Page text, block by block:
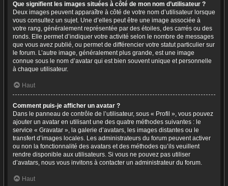
Que signifient les images situées à côté de mon nom d’utilisateur ?
Deux images peuvent apparaître à côté de votre nom d’utilisateur lorsque
vous consultez un sujet. Une d’elles peut être une image associée à
votre rang, généralement représentée par des étoiles, des carrés ou des
ronds. Elle permet d’indiquer votre activité selon le nombre de messages
que vous avez publié, ou permet de différencier votre statut particulier sur
le forum. L’autre image, généralement plus grande, est une image
connue sous le nom d’avatar qui est bien souvent unique et personnelle
à chaque utilisateur.
Haut
Comment puis-je afficher un avatar ?
Dans le panneau de contrôle de l’utilisateur, sous « Profil », vous pouvez
ajouter un avatar en utilisant une des quatre méthodes suivantes : le
service « Gravatar », la galerie d’avatars, les images distantes ou le
transfert d’images locales. Les administrateurs du forum peuvent activer
ou non la fonctionnalité des avatars et des méthodes qu’ils veuillent
rendre disponible aux utilisateurs. Si vous ne pouvez pas utiliser
d’avatars, nous vous invitons à contacter un administrateur du forum.
Haut